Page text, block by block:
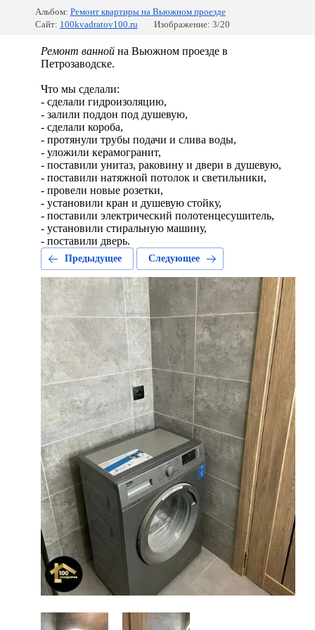
Альбом: Ремонт квартиры на Вьюжном проезде
Сайт: 100kvadratov100.ru Изображение: 3/20
Ремонт ванной на Вьюжном проезде в
Петрозаводске.
Что мы сделали:
- сделали гидроизоляцию,
- залили поддон под душевую,
- сделали короба,
- протянули трубы подачи и слива воды,
- уложили керамогранит,
- поставили унитаз, раковину и двери в душевую,
- поставили натяжной потолок и светильники,
- провели новые розетки,
- установили кран и душевую стойку,
- поставили электрический полотенцесушитель,
- установили стиральную машину,
- поставили дверь.
Предыдущее Следующее